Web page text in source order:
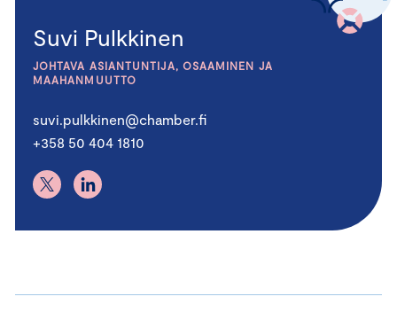
Suvi Pulkkinen
JOHTAVA ASIANTUNTIJA, OSAAMINEN JA
MAAHANMUUTTO
suvi.pulkkinen@chamber.fi
+358 50 404 1810